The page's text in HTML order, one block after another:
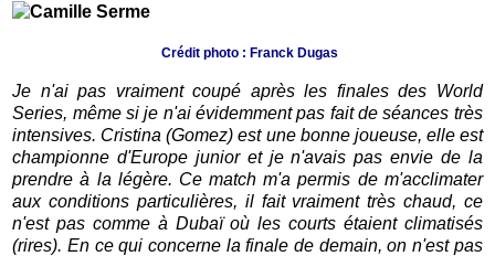
Crédit photo : Franck Dugas
Je n'ai pas vraiment coupé après les finales des World
Series, même si je n'ai évidemment pas fait de séances très
intensives. Cristina (Gomez) est une bonne joueuse, elle est
championne d'Europe junior et je n'avais pas envie de la
prendre à la légère. Ce match m'a permis de m'acclimater
aux conditions particulières, il fait vraiment très chaud, ce
n'est pas comme à Dubaï où les courts étaient climatisés
(rires). En ce qui concerne la finale de demain, on n'est pas